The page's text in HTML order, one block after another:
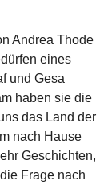
Andrea Thode
eines
und Gesa
haben sie die
das Land der
nach Hause
Geschichten,
Frage nach